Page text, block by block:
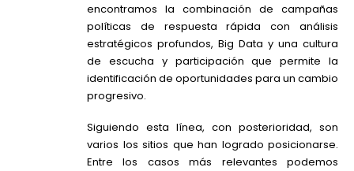
encontramos la combinación de campañas
políticas de respuesta rápida con análisis
estratégicos profundos, Big Data y una cultura
de escucha y participación que permite la
identificación de oportunidades para un cambio
progresivo.
Siguiendo esta línea, con posterioridad, son
varios los sitios que han logrado posicionarse.
Entre los casos más relevantes podemos